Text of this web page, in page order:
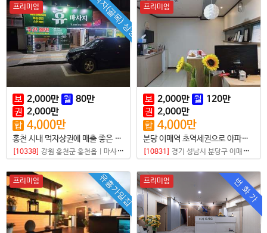
먹자(골목) 상권
프리미엄
보 2,000만 월 80만
권 2,000만
합 4,000만
홍천 시내 먹자상권에 매출 좋은 휴 마사지샵 매매
[10338] 강원 홍천군 홍천읍 마사지샵
프리미엄
보 2,000만 월 120만
권 2,000만
합 4,000만
분당 이매역 초역세권으로 아파트 대상 독점건전샵(깔세가능)
[10831] 경기 성남시 분당구 이매동
유흥가밀집
프리미엄 번 화 가
프리미엄